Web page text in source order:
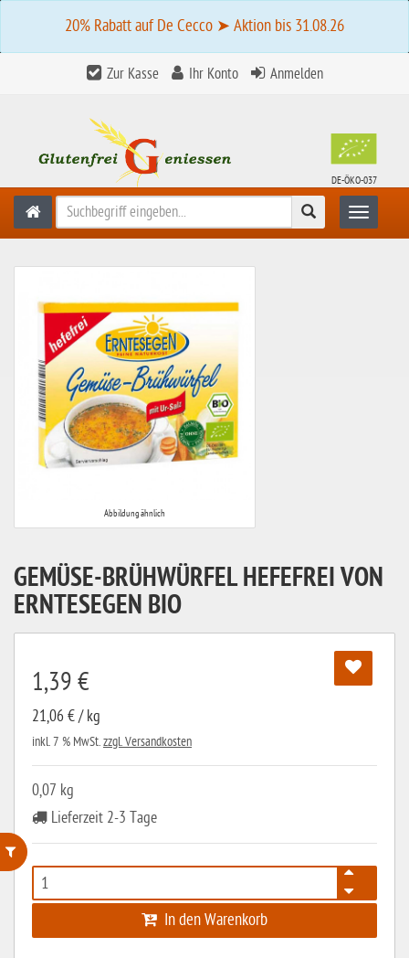
ohne Weizenstärke
20% Rabatt auf De Cecco ➤ Aktion bis 31.08.26
Zur Kasse Ihr Konto Anmelden
DE-ÖKO-037
Suchen Toggle
Abbildung ähnlich
GEMÜSE-BRÜHWÜRFEL HEFEFREI VON
ERNTESEGEN BIO
1,39 €
21,06 € / kg
inkl. 7 % MwSt.zzgl. Versandkosten
0,07 kg
Lieferzeit 2-3 Tage
In den Warenkorb